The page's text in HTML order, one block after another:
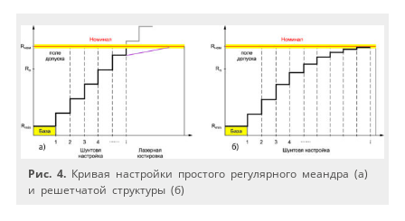
Рис. 4. Кривая настройки простого регулярного меандра (а)
и решетчатой структуры (б)